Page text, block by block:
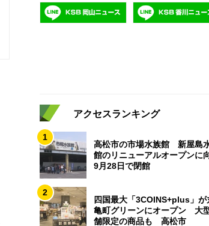
アクセスランキング
1
高松市の市場水族館 新屋島
館のリニューアルオープンに
9月28日で閉館
2
四国最大「3COINS+plus」が
亀町グリーンにオープン 大
舗限定の商品も 高松市